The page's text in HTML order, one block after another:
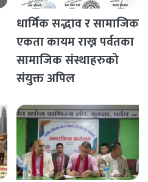
धार्मिक सद्भाव र सामाजिक
एकता कायम राख्न पर्वतका
सामाजिक संस्थाहरुको
संयुक्त अपिल